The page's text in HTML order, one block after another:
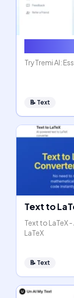
TryTremi AI:
📝 Text
Text to
Text to LaTeX
LaTeX
📝 Text